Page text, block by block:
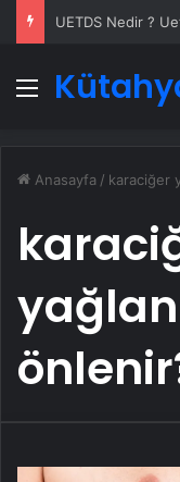
Menü
Anasayfa / karaciğer